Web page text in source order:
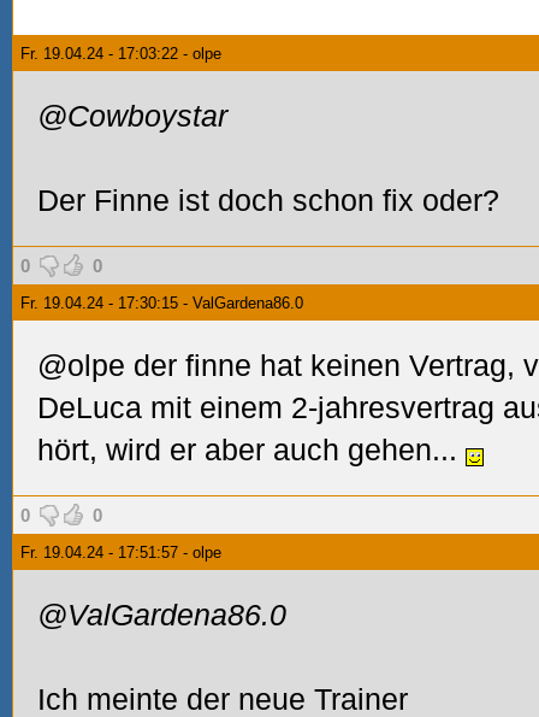
Fr. 19.04.24 - 17:03:22 - olpe
@Cowboystar
Der Finne ist doch schon fix oder?
0 0
Fr. 19.04.24 - 17:30:15 - ValGardena86.0
@olpe der finne hat keinen Vertrag,
DeLuca mit einem 2-jahresvertrag
hört, wird er aber auch gehen...
0 0
Fr. 19.04.24 - 17:51:57 - olpe
@ValGardena86.0
Ich meinte der neue Trainer